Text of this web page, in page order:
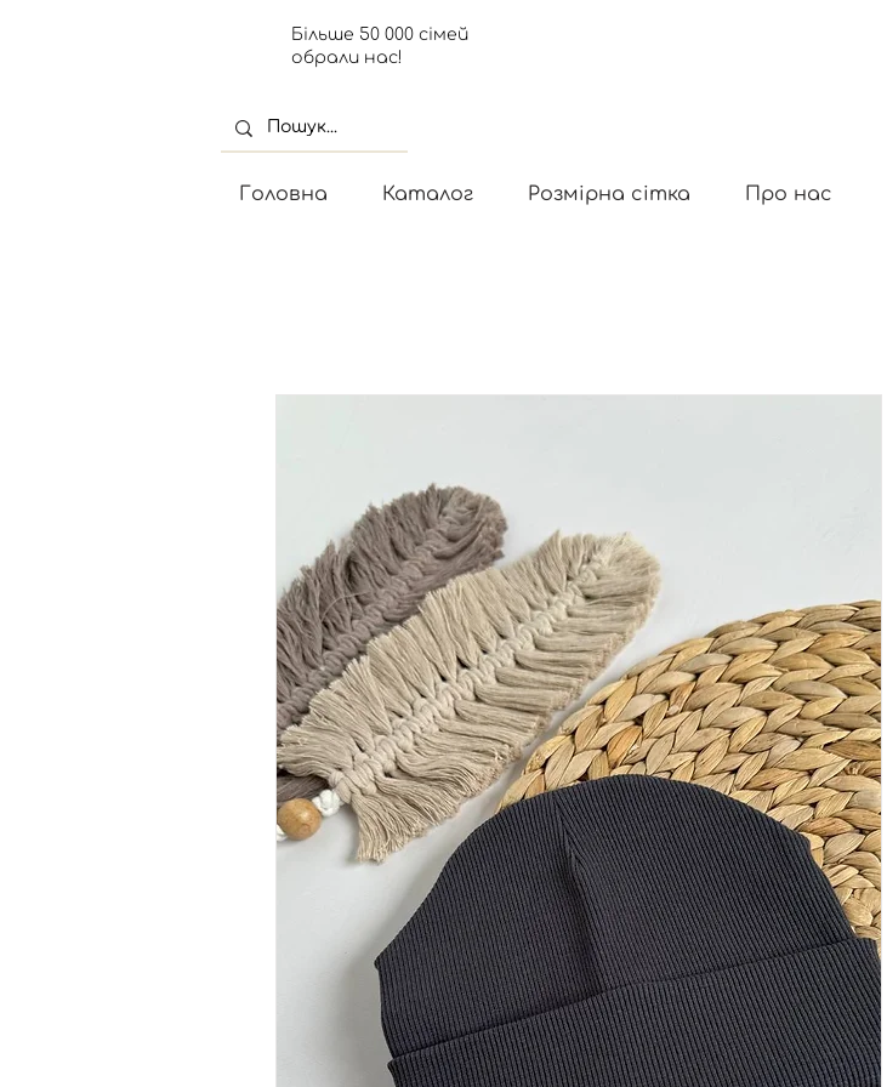
Більше 50 000 сімей
обрали нас!
Головна Каталог Розмірна сітка Про нас